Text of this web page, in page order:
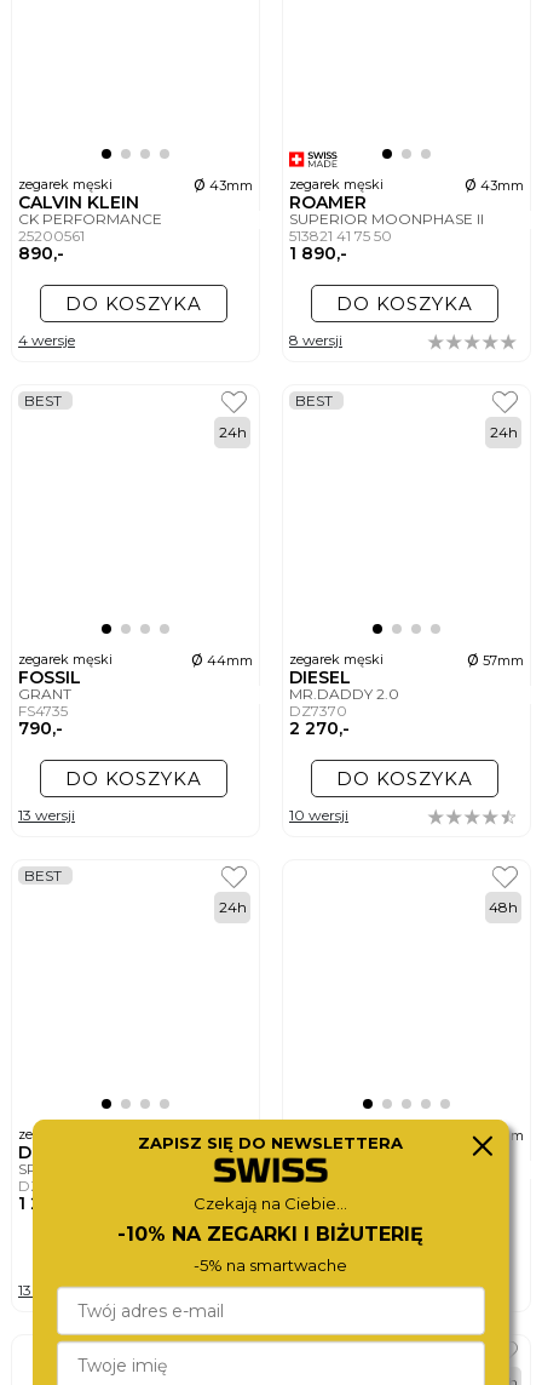
zegarek męski ø 43mm
CALVIN KLEIN
CK PERFORMANCE
25200561
890,-
DO KOSZYKA
4 wersje
zegarek męski ø 43mm
ROAMER
SUPERIOR MOONPHASE II
513821 41 75 50
1 890,-
DO KOSZYKA
8 wersji
zegarek męski ø 44mm
FOSSIL
GRANT
FS4735
790,-
BEST
24h
DO KOSZYKA
13 wersji
zegarek męski ø 57mm
DIESEL
MR.DADDY 2.0
DZ7370
2 270,-
BEST
24h
DO KOSZYKA
10 wersji
zegarek męski ø 49mm
DIESEL
SPIKED
DZ4644
1 290,-
BEST
24h
13 wersji
zegarek męski ø40mm
BOSS
GRAND PRIX 40
1514261
1 880,-
48h
DO KOSZYKA
4 wersje
ZAPISZ SIĘ DO NEWSLETTERA
Czekają na Ciebie...
-10% NA ZEGARKI I BIŻUTERIĘ
-5% na smartwache